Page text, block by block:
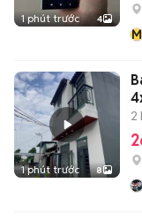
1 phút trước 4
M
1 phút trước 8
2